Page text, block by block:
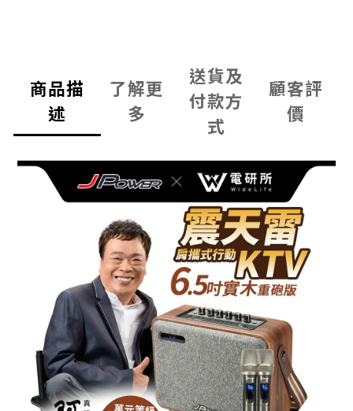
商品描
述
了解更
多
送貨及
付款方
式
顧客評
價